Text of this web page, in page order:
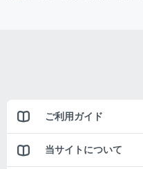
ご利用ガイド
当サイトについて